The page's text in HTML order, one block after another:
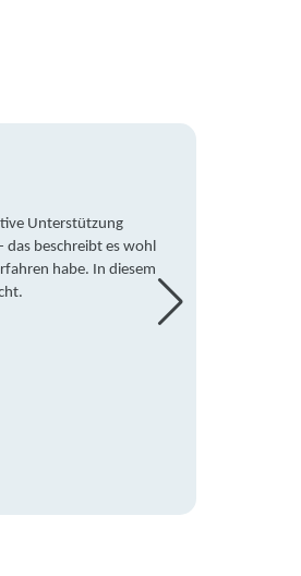
Unterstützung
beschreibt es wohl
habe. In diesem